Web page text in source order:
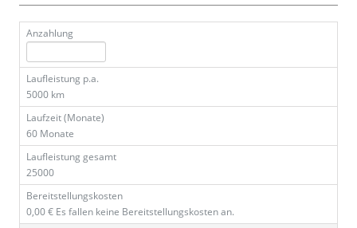
Anzahlung
Laufleistung p.a.
5000 km
Laufzeit (Monate)
60 Monate
Laufleistung gesamt
25000
Bereitstellungskosten
0,00 € Es fallen keine Bereitstellungskosten an.